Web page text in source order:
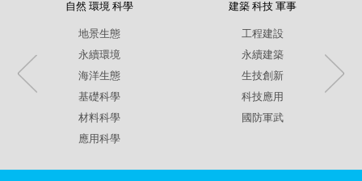
自然 環境 科學
地景生態
永續環境
海洋生態
基礎科學
材料科學
應用科學
建築 科技 軍事
工程建設
永續建築
生技創新
科技應用
國防軍武